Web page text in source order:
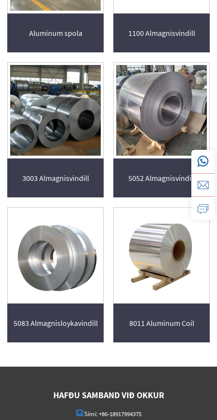
Aluminum spola 1100 Almagnisvindill
3003 Almagnisvindill 5052 Almagnisvindill
5083 Almagnisloykavindill 8011 Aluminum Coil
HAFÐU SAMBAND VIÐ OKKUR
Sími:+86-18917994375